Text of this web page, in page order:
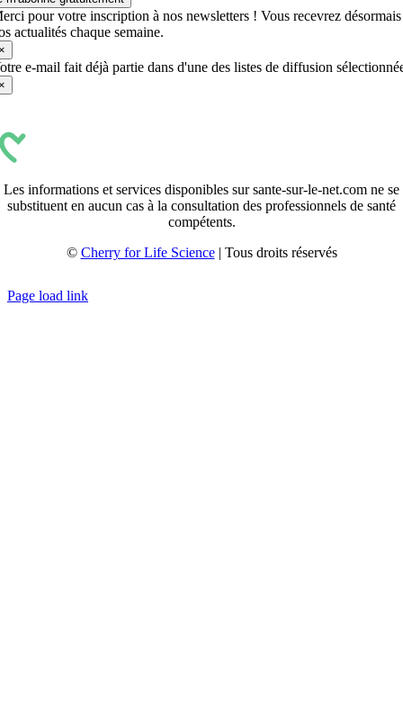
pour votre inscription à nos newsletters ! Vous recevrez désormais
actualités chaque semaine.
e-mail fait déjà partie dans d'une des listes de diffusion
Les informations et services disponibles sur sante-sur-le-net.com ne se
substituent en aucun cas à la consultation des professionnels de santé
compétents.
© Cherry for Life Science| Tous droits réservés
Page load link